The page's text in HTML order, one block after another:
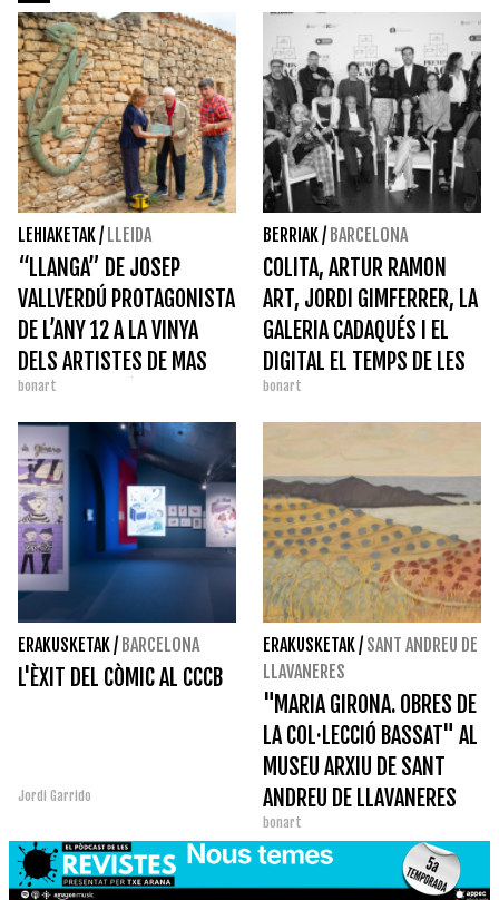
LEHIAKETAK/ LLEIDA
“LLANGA” DE JOSEP
VALLVERDÚ PROTAGONISTA
DE L’ANY 12 A LA VINYA
DELS ARTISTES DE MAS
BLANCH I JOVÉ
bonart
BERRIAK/ BARCELONA
COLITA, ARTUR RAMON
ART, JORDI GIMFERRER, LA
GALERIA CADAQUÉS I EL
DIGITAL EL TEMPS DE LES
ARTS, PREMIS GAC 2023
bonart
ERAKUSKETAK/ BARCELONA
L'ÈXIT DEL CÒMIC AL CCCB
Jordi Garrido
ERAKUSKETAK/ SANT ANDREU DE
LLAVANERES
"MARIA GIRONA. OBRES DE
LA COL·LECCIÓ BASSAT" AL
MUSEU ARXIU DE SANT
ANDREU DE LLAVANERES
bonart